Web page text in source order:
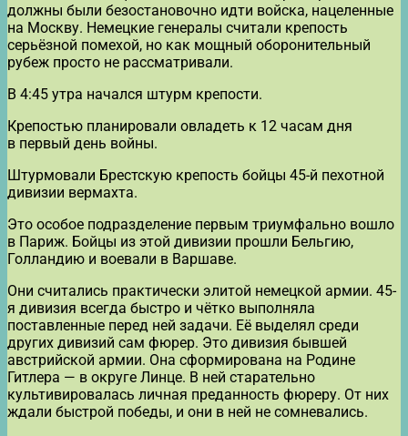
должны были безостановочно идти войска, нацеленные
на Москву. Немецкие генералы считали крепость
серьёзной помехой, но как мощный оборонительный
рубеж просто не рассматривали.
В 4:45 утра начался штурм крепости.
Крепостью планировали овладеть к 12 часам дня
в первый день войны.
Штурмовали Брестскую крепость бойцы 45-й пехотной
дивизии вермахта.
Это особое подразделение первым триумфально вошло
в Париж. Бойцы из этой дивизии прошли Бельгию,
Голландию и воевали в Варшаве.
Они считались практически элитой немецкой армии. 45-
я дивизия всегда быстро и чётко выполняла
поставленные перед ней задачи. Её выделял среди
других дивизий сам фюрер. Это дивизия бывшей
австрийской армии. Она сформирована на Родине
Гитлера — в округе Линце. В ней старательно
культивировалась личная преданность фюреру. От них
ждали быстрой победы, и они в ней не сомневались.